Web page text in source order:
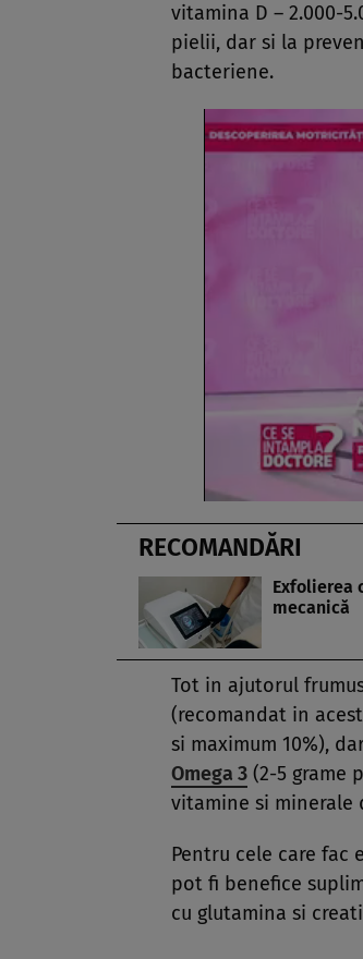
vitamina D – 2.000-
pielii, dar si la
bacteriene.
RECOMANDĂRI
Exfolierea
mecanică
Tot in ajutorul
(recomandat in
si maximum 10%),
Omega 3 (2-5 grame
vitamine si minerale
Pentru cele care fac
pot fi benefice
cu glutamina si